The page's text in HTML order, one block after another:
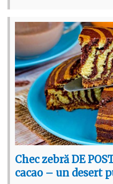
Chec zebră DE
cacao – un desert